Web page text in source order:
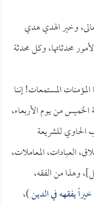
وخير الهدي هدي
محدثاتها، وكل محدثة
المؤمنات المستمعات! إننا
من يوم الأربعاء،
الحاوي للشريعة
العبادات، المعاملات،
وهذا من الفقه،
يفقهه في الدين)،